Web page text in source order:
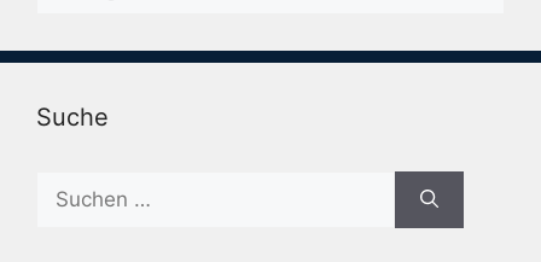
Suche
Suche
nach: